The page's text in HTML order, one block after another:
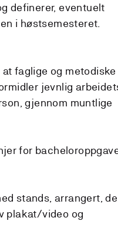
definerer, eventuelt
i høstsemesteret.
faglige og metodiske
jevnlig
gjennom muntlige
for
stands, arrangert,
plakat/video og